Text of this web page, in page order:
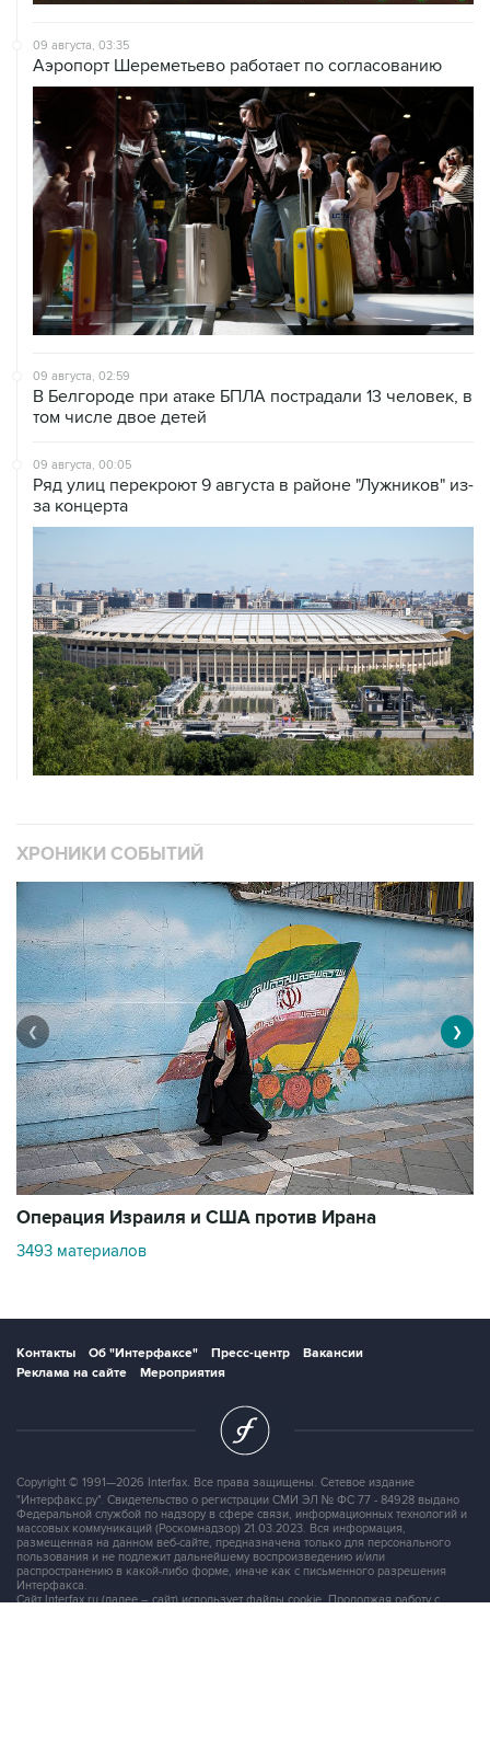
09 августа, 03:35
Аэропорт Шереметьево работает по согласованию
09 августа, 02:59
В Белгороде при атаке БПЛА пострадали 13 человек, в
том числе двое детей
09 августа, 00:05
Ряд улиц перекроют 9 августа в районе "Лужников" из-
за концерта
ХРОНИКИ СОБЫТИЙ
Операция Израиля и США против Ирана
3493 материалов
❮ ❯
Контакты Об "Интерфаксе" Пресс-центр
Вакансии
Реклама на сайте
Мероприятия
Copyright © 1991—2026 Interfax. Все права защищены. Сетевое издание
"Интерфакс.ру". Свидетельство о регистрации СМИ ЭЛ № ФС 77 - 84928 выдано
Федеральной службой по надзору в сфере связи, информационных технологий и
массовых коммуникаций (Роскомнадзор) 21.03.2023. Вся информация,
размещенная на данном веб-сайте, предназначена только для персонального
пользования и не подлежит дальнейшему воспроизведению и/или
распространению в какой-либо форме, иначе как с письменного разрешения
Интерфакса.
Сайт Interfax.ru (далее – сайт) использует файлы cookie. Продолжая работу с